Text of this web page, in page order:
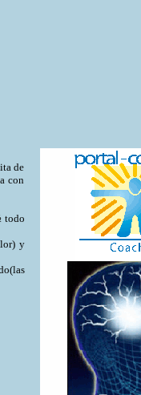
de
con
todo
y